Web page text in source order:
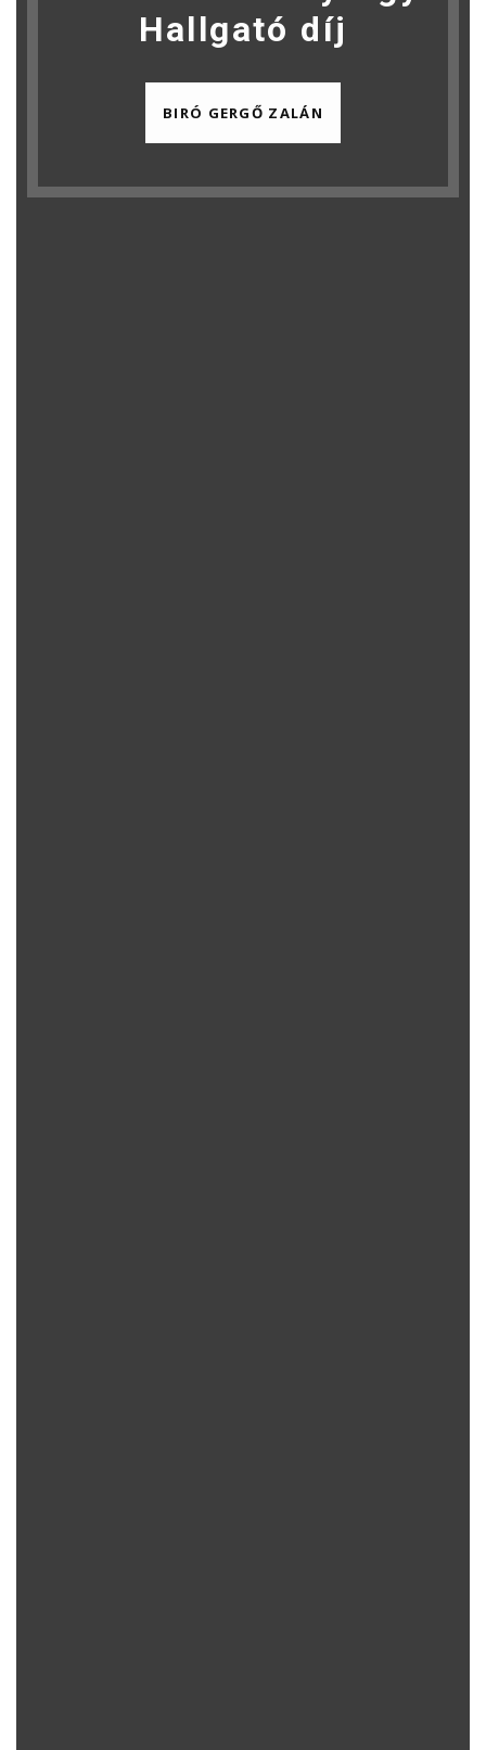
Hallgató díj
BIRÓ GERGŐ ZALÁN